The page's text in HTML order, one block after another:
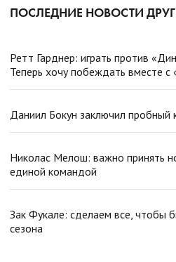
ПОСЛЕДНИЕ НОВОСТИ
Ретт Гарднер: играть против
Теперь хочу побеждать вместе с
Даниил Бокун заключил пробный
Николас Мелош: важно принять
единой командой
Зак Фукале: сделаем все, чтобы
сезона